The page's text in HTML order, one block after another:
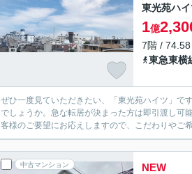
東光苑ハ
1億
7階 /
東急東横
ぜひ一度見ていただきたい、「東光苑ハイツ」で
でしょうか。急な転居が決まった方は即引渡し可
客様のご要望にお応えしますので、こだわりやご
中古マンション NEW